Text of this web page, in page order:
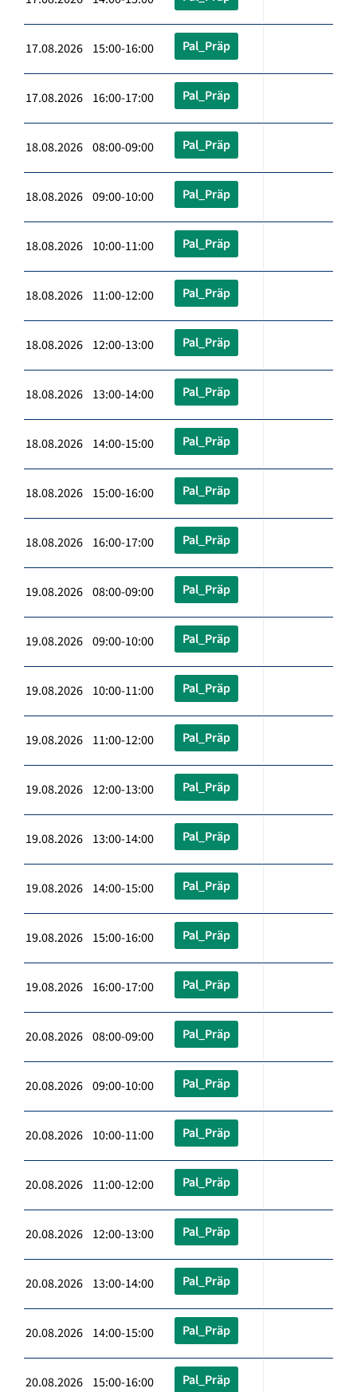
17.08.2026 15:00-16:00 Pal_Präp
17.08.2026 16:00-17:00 Pal_Präp
18.08.2026 08:00-09:00 Pal_Präp
18.08.2026 09:00-10:00 Pal_Präp
18.08.2026 10:00-11:00 Pal_Präp
18.08.2026 11:00-12:00 Pal_Präp
18.08.2026 12:00-13:00 Pal_Präp
18.08.2026 13:00-14:00 Pal_Präp
18.08.2026 14:00-15:00 Pal_Präp
18.08.2026 15:00-16:00 Pal_Präp
18.08.2026 16:00-17:00 Pal_Präp
19.08.2026 08:00-09:00 Pal_Präp
19.08.2026 09:00-10:00 Pal_Präp
19.08.2026 10:00-11:00 Pal_Präp
19.08.2026 11:00-12:00 Pal_Präp
19.08.2026 12:00-13:00 Pal_Präp
19.08.2026 13:00-14:00 Pal_Präp
19.08.2026 14:00-15:00 Pal_Präp
19.08.2026 15:00-16:00 Pal_Präp
19.08.2026 16:00-17:00 Pal_Präp
20.08.2026 08:00-09:00 Pal_Präp
20.08.2026 09:00-10:00 Pal_Präp
20.08.2026 10:00-11:00 Pal_Präp
20.08.2026 11:00-12:00 Pal_Präp
20.08.2026 12:00-13:00 Pal_Präp
20.08.2026 13:00-14:00 Pal_Präp
20.08.2026 14:00-15:00 Pal_Präp
20.08.2026 15:00-16:00 Pal_Präp